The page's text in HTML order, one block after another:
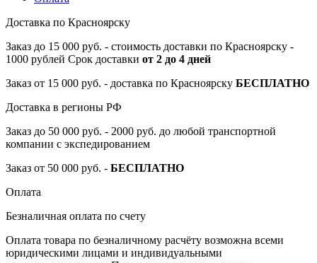
Доставка по Красноярску
Заказ до 15 000 руб. - стоимость доставки по Красноярску -
1000 рублей Срок доставки от 2 до 4 дней
Заказ от 15 000 руб. - доставка по Красноярску БЕСПЛАТНО
Доставка в регионы РФ
Заказ до 50 000 руб. - 2000 руб. до любой транспортной
компании с экспедированием
Заказ от 50 000 руб. - БЕСПЛАТНО
Оплата
Безналичная оплата по счету
Оплата товара по безналичному расчёту возможна всеми
юридическими лицами и индивидуальными